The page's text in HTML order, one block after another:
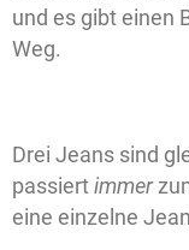
und es gibt einen
Weg.
Drei Jeans sind
passiertimmer
eine einzelne